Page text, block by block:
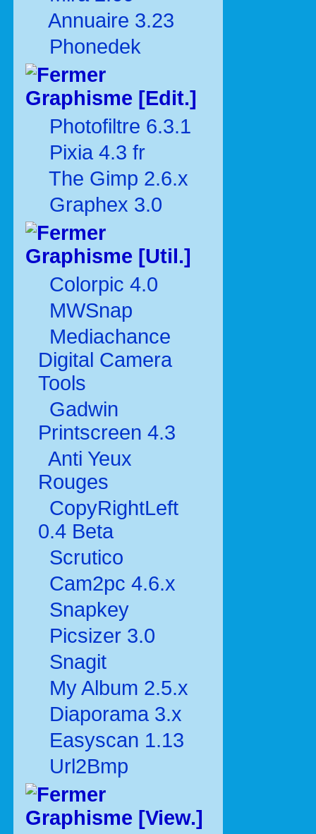
Annuaire 3.23
Phonedek
Graphisme [Edit.]
Photofiltre 6.3.1
Pixia 4.3 fr
The Gimp 2.6.x
Graphex 3.0
Graphisme [Util.]
Colorpic 4.0
MWSnap
Mediachance
Digital Camera
Tools
Gadwin
Printscreen 4.3
Anti Yeux
Rouges
CopyRightLeft
0.4 Beta
Scrutico
Cam2pc 4.6.x
Snapkey
Picsizer 3.0
Snagit
My Album 2.5.x
Diaporama 3.x
Easyscan 1.13
Url2Bmp
Graphisme [View.]